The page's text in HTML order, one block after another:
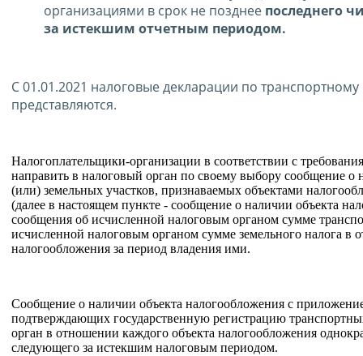
организациями в срок не позднее последнего
за истекшим отчетным периодом.
С 01.01.2021 налоговые декларации по
представляются.
Налогоплательщики-организации в соответствии с
направить в налоговый орган по своему выбору сообщение о
(или) земельных участков, признаваемых объектами
(далее в настоящем пункте - сообщение о наличии объекта
сообщения об исчисленной налоговым органом сумме
исчисленной налоговым органом сумме земельного налога в
налогообложения за период владения ими.
Сообщение о наличии объекта налогообложения с
подтверждающих государственную регистрацию
орган в отношении каждого объекта налогообложения
следующего за истекшим налоговым периодом.